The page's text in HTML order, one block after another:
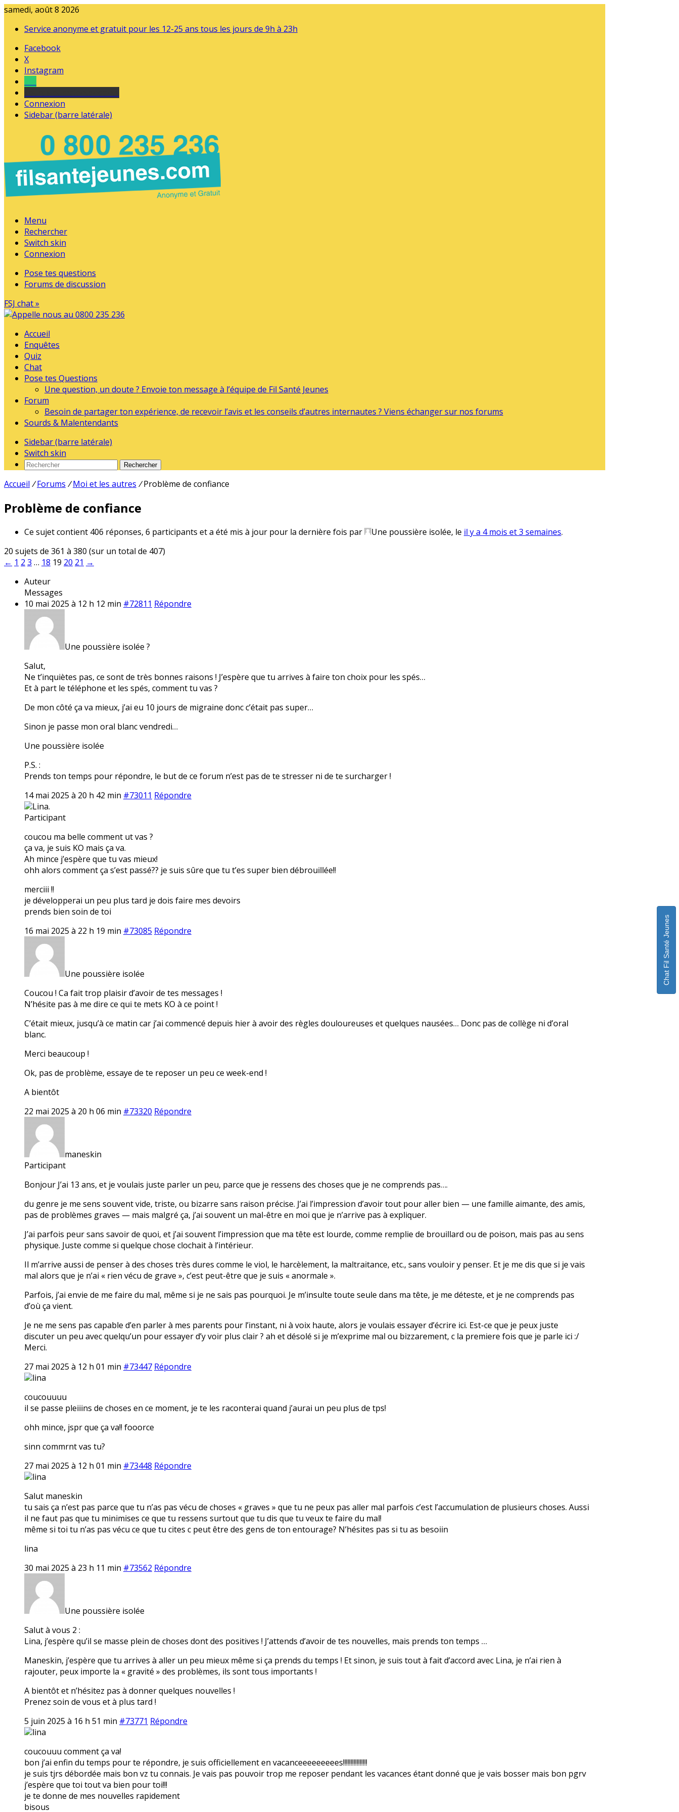
samedi, août 8 2026
Service anonyme et gratuit pour les 12-25 ans tous les jours de 9h à 23h
Facebook
X
Instagram
Connexion
Sidebar (barre latérale)
Menu
Rechercher
Switch skin
Connexion
Pose tes questions
Forums de discussion
FSJ chat »
Accueil
Enquêtes
Quiz
Chat
Pose tes Questions
Une question, un doute ? Envoie ton message à l’équipe de Fil Santé Jeunes
Forum
Besoin de partager ton expérience, de recevoir l’avis et les conseils d’autres internautes ? Viens échanger sur nos forums
Sourds & Malentendants
Sidebar (barre latérale)
Switch skin
Rechercher
Accueil / Forums / Moi et les autres / Problème de confiance
Problème de confiance
Ce sujet contient 406 réponses, 6 participants et a été mis à jour pour la dernière fois par Une poussière isolée, le il y a 4 mois et 3 semaines.
20 sujets de 361 à 380 (sur un total de 407)
← 1 2 3 … 18 19 20 21 →
Auteur
Messages
10 mai 2025 à 12 h 12 min #72811 Répondre
Une poussière isolée ?
Salut,
Ne t’inquiètes pas, ce sont de très bonnes raisons ! J’espère que tu arrives à faire ton choix pour les spés…
Et à part le téléphone et les spés, comment tu vas ?
De mon côté ça va mieux, j’ai eu 10 jours de migraine donc c’était pas super…
Sinon je passe mon oral blanc vendredi…
Une poussière isolée
P.S. :
Prends ton temps pour répondre, le but de ce forum n’est pas de te stresser ni de te surcharger !
14 mai 2025 à 20 h 42 min #73011 Répondre
Lina.
Participant
coucou ma belle comment ut vas ?
ça va, je suis KO mais ça va.
Ah mince j’espère que tu vas mieux!
ohh alors comment ça s’est passé?? je suis sûre que tu t’es super bien débrouillée!!
merciii !!
je développerai un peu plus tard je dois faire mes devoirs
prends bien soin de toi
16 mai 2025 à 22 h 19 min #73085 Répondre
Une poussière isolée
Coucou ! Ca fait trop plaisir d’avoir de tes messages !
N’hésite pas à me dire ce qui te mets KO à ce point !
C’était mieux, jusqu’à ce matin car j’ai commencé depuis hier à avoir des règles douloureuses et quelques nausées… Donc pas de collège ni d’oral
blanc.
Merci beaucoup !
Ok, pas de problème, essaye de te reposer un peu ce week-end !
A bientôt
22 mai 2025 à 20 h 06 min #73320 Répondre
maneskin
Participant
Bonjour J’ai 13 ans, et je voulais juste parler un peu, parce que je ressens des choses que je ne comprends pas….
du genre je me sens souvent vide, triste, ou bizarre sans raison précise. J’ai l’impression d’avoir tout pour aller bien — une famille aimante, des amis,
pas de problèmes graves — mais malgré ça, j’ai souvent un mal-être en moi que je n’arrive pas à expliquer.
J’ai parfois peur sans savoir de quoi, et j’ai souvent l’impression que ma tête est lourde, comme remplie de brouillard ou de poison, mais pas au sens
physique. Juste comme si quelque chose clochait à l’intérieur.
Il m’arrive aussi de penser à des choses très dures comme le viol, le harcèlement, la maltraitance, etc., sans vouloir y penser. Et je me dis que si je vais
mal alors que je n’ai « rien vécu de grave », c’est peut-être que je suis « anormale ».
Parfois, j’ai envie de me faire du mal, même si je ne sais pas pourquoi. Je m’insulte toute seule dans ma tête, je me déteste, et je ne comprends pas
d’où ça vient.
Je ne me sens pas capable d’en parler à mes parents pour l’instant, ni à voix haute, alors je voulais essayer d’écrire ici. Est-ce que je peux juste
discuter un peu avec quelqu’un pour essayer d’y voir plus clair ? ah et désolé si je m’exprime mal ou bizzarement, c la premiere fois que je parle ici :/
Merci.
27 mai 2025 à 12 h 01 min #73447 Répondre
lina
coucouuuu
il se passe pleiiins de choses en ce moment, je te les raconterai quand j’aurai un peu plus de tps!
ohh mince, jspr que ça va!! fooorce
sinn commrnt vas tu?
27 mai 2025 à 12 h 01 min #73448 Répondre
lina
Salut maneskin
tu sais ça n’est pas parce que tu n’as pas vécu de choses « graves » que tu ne peux pas aller mal parfois c’est l’accumulation de plusieurs choses. Aussi
il ne faut pas que tu minimises ce que tu ressens surtout que tu dis que tu veux te faire du mal!
même si toi tu n’as pas vécu ce que tu cites c peut être des gens de ton entourage? N’hésites pas si tu as besoiin
lina
30 mai 2025 à 23 h 11 min #73562 Répondre
Une poussière isolée
Salut à vous 2 :
Lina, j’espère qu’il se masse plein de choses dont des positives ! J’attends d’avoir de tes nouvelles, mais prends ton temps …
Maneskin, j’espère que tu arrives à aller un peu mieux même si ça prends du temps ! Et sinon, je suis tout à fait d’accord avec Lina, je n’ai rien à
rajouter, peux importe la « gravité » des problèmes, ils sont tous importants !
A bientôt et n’hésitez pas à donner quelques nouvelles !
Prenez soin de vous et à plus tard !
5 juin 2025 à 16 h 51 min #73771 Répondre
lina
coucouuu comment ça va!
bon j’ai enfin du temps pour te répondre, je suis officiellement en vacanceeeeeeeees!!!!!!!!!!!!!!!!
je suis tjrs débordée mais bon vz tu connais. Je vais pas pouvoir trop me reposer pendant les vacances étant donné que je vais bosser mais bon pgrv
j’espère que toi tout va bien pour toi!!!
je te donne de mes nouvelles rapidement
bisous
Chat Fil Santé Jeunes